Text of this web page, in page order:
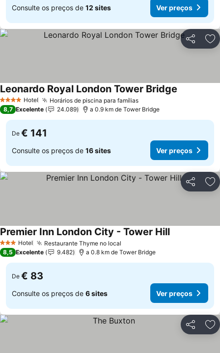
Consulte os preços de 12 sites Ver preços
Partilhar
4 EstrelasHotel Horários de piscina para famíliasVer preços
Leonardo Royal London Tower Bridge
8,7 Excelente 24.089 a 0.9 km de Tower Bridge
De € 141
Consulte os preços de 16 sites Ver preços
Partilhar
3 EstrelasHotel Restaurante Thyme no local
Premier Inn London City - Tower HillVer preços
8,5 Excelente 9.482 a 0.8 km de Tower Bridge
De € 83
Consulte os preços de 6 sites Ver preços
Partilhar